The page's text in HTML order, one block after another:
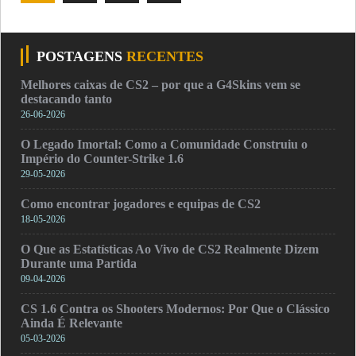
POSTAGENS RECENTES
Melhores caixas de CS2 – por que a G4Skins vem se
destacando tanto
26-06-2026
O Legado Imortal: Como a Comunidade Construiu o
Império do Counter-Strike 1.6
29-05-2026
Como encontrar jogadores e equipas de CS2
18-05-2026
O Que as Estatísticas Ao Vivo de CS2 Realmente Dizem
Durante uma Partida
09-04-2026
CS 1.6 Contra os Shooters Modernos: Por Que o Clássico
Ainda É Relevante
05-03-2026